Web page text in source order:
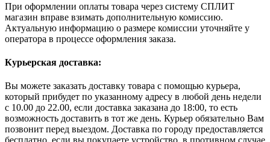
При оформлении оплаты товара через систему СПЛИТ
магазин вправе взимать дополнительную комиссию.
Актуальную информацию о размере комиссии уточняйте у
оператора в процессе оформления заказа.
Курьерская доставка:
Вы можете заказать доставку товара с помощью курьера,
который прибудет по указанному адресу в любой день недели
с 10.00 до 22.00, если доставка заказана до 18:00, то есть
возможность доставить в тот же день. Курьер обязательно Вам
позвонит перед выездом. Доставка по городу предоставляется